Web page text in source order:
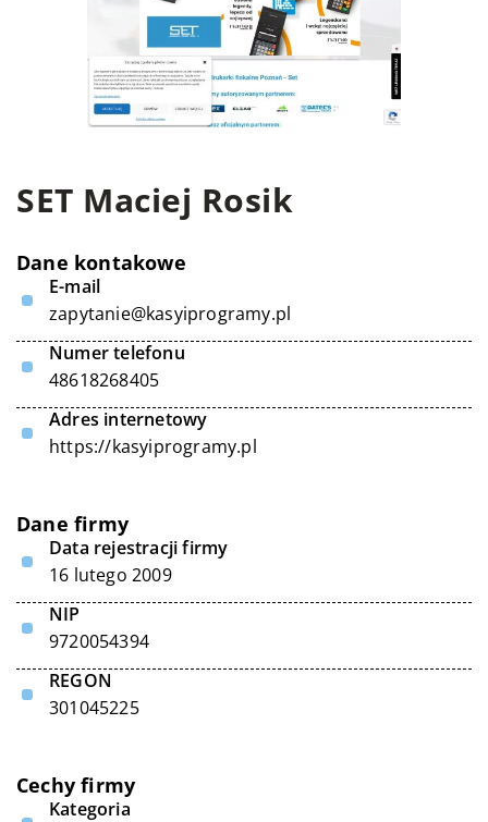
SET Maciej Rosik
Dane kontakowe
E-mail
zapytanie@kasyiprogramy.pl
Numer telefonu
48618268405
Adres internetowy
https://kasyiprogramy.pl
Dane firmy
Data rejestracji firmy
16 lutego 2009
NIP
9720054394
REGON
301045225
Cechy firmy
Kategoria